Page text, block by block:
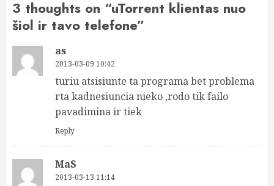
3 thoughts on “uTorrent klientas nuo
šiol ir tavo telefone”
as
2013-03-09 10:42
turiu atsisiunte ta programa bet problema
rta kadnesiuncia nieko ,rodo tik failo
pavadimina ir tiek
Reply
MaS
2013-03-13 11:14